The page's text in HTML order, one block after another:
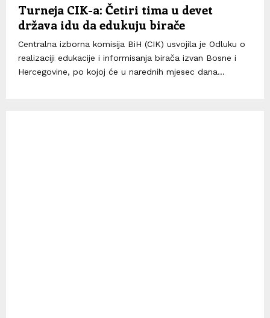
Turneja CIK-a: Četiri tima u devet
država idu da edukuju birače
Centralna izborna komisija BiH (CIK) usvojila je Odluku o
realizaciji edukacije i informisanja birača izvan Bosne i
Hercegovine, po kojoj će u narednih mjesec dana...